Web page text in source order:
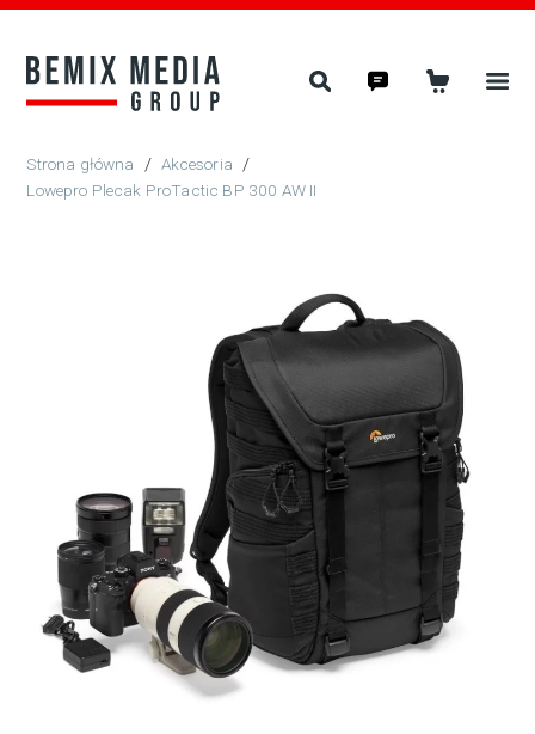
/ Akcesoria /
Lowepro Plecak ProTactic BP 300 AW II